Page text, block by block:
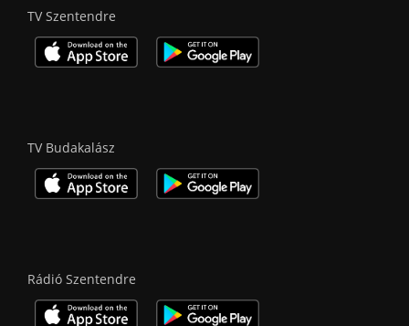
TV Szentendre
TV Budakalász
Rádió Szentendre